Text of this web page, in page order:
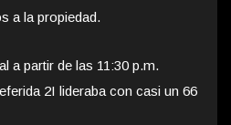
a la propiedad.
a partir de las 11:30 p.m.
2I lideraba con casi un 66